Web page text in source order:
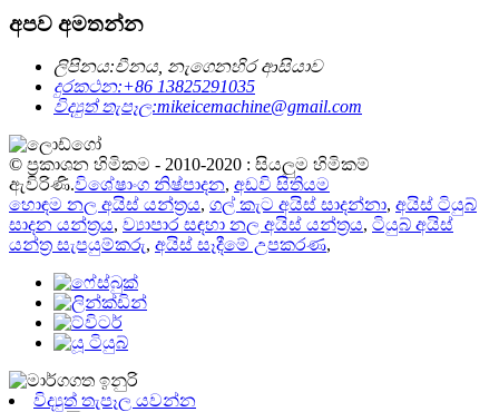
අපව අමතන්න
ලිපිනය:චීනය, නැගෙනහිර ආසියාව
දුරකථන:+86 13825291035
විද්‍යුත් තැපෑල:mikeicemachine@gmail.com
© ප්‍රකාශන හිමිකම - 2010-2020 : සියලුම හිමිකම්
ඇවිරිණි.විශේෂාංග නිෂ්පාදන, අඩවි සිතියම
හොඳම නල අයිස් යන්ත්‍රය, ගල් කැට අයිස් සාදන්නා, අයිස් ටියුබ්
සාදන යන්ත්‍රය, ව්‍යාපාර සඳහා නල අයිස් යන්ත්‍රය, ටියුබ් අයිස්
යන්ත්‍ර සැපයුම්කරු, අයිස් සෑදීමේ උපකරණ,
විද්‍යුත් තැපෑල යවන්න